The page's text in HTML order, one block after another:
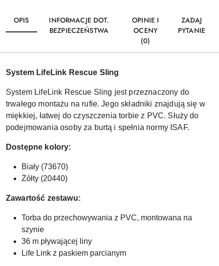
OPIS
INFORMACJE DOT.
BEZPIECZEŃSTWA
OPINIE I
OCENY
(0)
ZADAJ
PYTANIE
System LifeLink Rescue Sling
System LifeLink Rescue Sling jest przeznaczony do
trwałego montażu na rufie. Jego składniki znajdują się w
miękkiej, łatwej do czyszczenia torbie z PVC. Służy do
podejmowania osoby za burtą i spełnia normy ISAF.
Dostępne kolory:
Biały (73670)
Żółty (20440)
Zawartość zestawu:
Torba do przechowywania z PVC, montowana na
szynie
36 m pływającej liny
Life Link z paskiem parcianym